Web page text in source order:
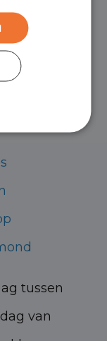
koffie!
en
tussen
van